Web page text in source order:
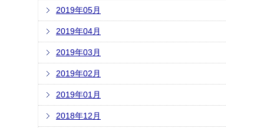
2019年05月
2019年04月
2019年03月
2019年02月
2019年01月
2018年12月